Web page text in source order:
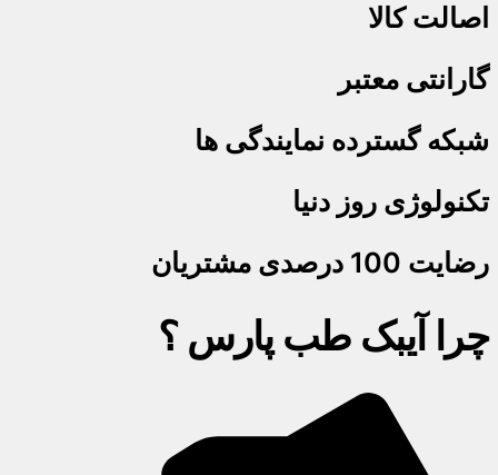
اصالت کالا
گارانتی معتبر
شبکه گسترده نمایندگی ها
تکنولوژی روز دنیا
رضایت 100 درصدی مشتریان
چرا آیبک طب پارس ؟